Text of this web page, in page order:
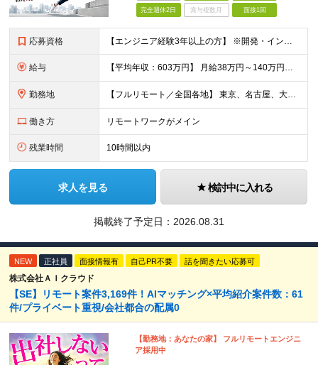
完全週休2日 賞与複数月 面接1回
応募資格 【エンジニア経験3年以上の方】 ※開発・インフラ・工程・言語一切不問 ※文理・学歴不問 【歓迎条件】 ◆Python実務経験がある方 ◆LLM・生成AIを使った開発経験がある方 ◆要件定義・顧客折衝
給与 【平均年収：603万円】 月給38万円～140万円＋諸手当（経験者） 【平均年収603万円】 ※案件の契約内容や昇給額などはすべて開示します。 ※経験や能力を考慮し決定します。 ※月給には固定残業
勤務地 【フルリモート／全国各地】 東京、名古屋、大阪、福岡を中心とした全国のプロジェクトにアサイン。 ※プロジェクトは完全選択制です。 ※フルリモート、ハイブリッド型、常駐案件から自由に選択可能です。 ※転
働き方 リモートワークがメイン
残業時間 10時間以内
求人を見る 検討中に入れる
掲載終了予定日： 2026.08.31
NEW 正社員 面接情報有 自己PR不要 話を聞きたい応募可
株式会社ＡＩクラウド
【SE】リモート案件3,169件！AIマッチング×平均紹介案件数：61
件/プライベート重視/会社都合の配属0
【勤務地：あなたの家】 フルリモートエンジニ
ア採用中